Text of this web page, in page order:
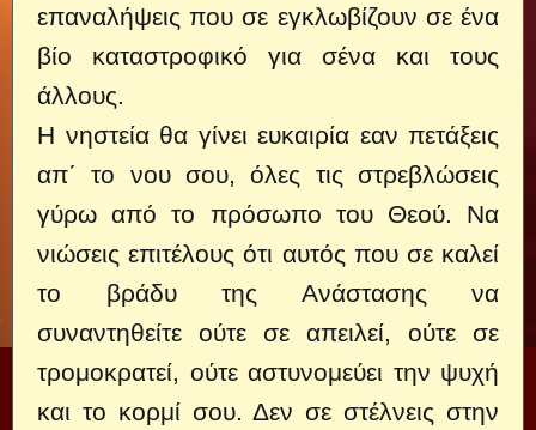
επαναλήψεις που σε εγκλωβίζουν σε ένα
βίο καταστροφικό για σένα και τους
άλλους.
Η νηστεία θα γίνει ευκαιρία εαν πετάξεις
απ΄ το νου σου, όλες τις στρεβλώσεις
γύρω από το πρόσωπο του Θεού. Να
νιώσεις επιτέλους ότι αυτός που σε καλεί
το βράδυ της Ανάστασης να
συναντηθείτε ούτε σε απειλεί, ούτε σε
τρομοκρατεί, ούτε αστυνομεύει την ψυχή
και το κορμί σου. Δεν σε στέλνεις στην